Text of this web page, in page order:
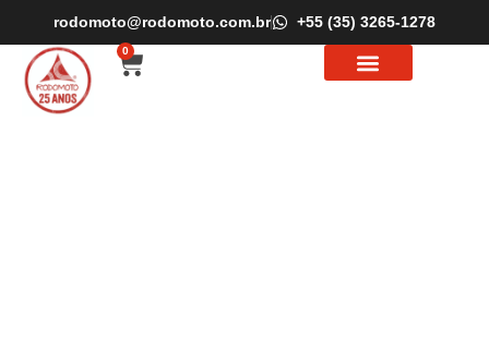
rodomoto@rodomoto.com.br +55 (35) 3265-1278
0